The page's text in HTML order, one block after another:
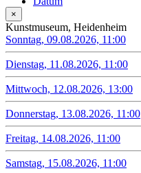
×
Kunstmuseum, Heidenheim
Sonntag, 09.08.2026, 11:00
Dienstag, 11.08.2026, 11:00
Mittwoch, 12.08.2026, 13:00
Donnerstag, 13.08.2026, 11:00
Freitag, 14.08.2026, 11:00
Samstag, 15.08.2026, 11:00